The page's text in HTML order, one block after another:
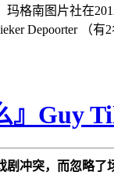
玛格南图片社在
Depoorter （
』Guy
剧冲突，而忽略